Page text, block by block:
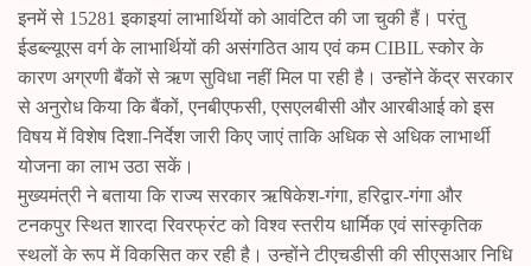
इनमें से 15281 इकाइयां लाभार्थियों को आवंटित की जा चुकी हैं। परंतु
ईडब्ल्यूएस वर्ग के लाभार्थियों की असंगठित आय एवं कम CIBIL स्कोर के
कारण अग्रणी बैंकों से ऋण सुविधा नहीं मिल पा रही है। उन्होंने केंद्र सरकार
से अनुरोध किया कि बैंकों, एनबीएफसी, एसएलबीसी और आरबीआई को इस
विषय में विशेष दिशा-निर्देश जारी किए जाएं ताकि अधिक से अधिक लाभार्थी
योजना का लाभ उठा सकें।
मुख्यमंत्री ने बताया कि राज्य सरकार ऋषिकेश-गंगा, हरिद्वार-गंगा और
टनकपुर स्थित शारदा रिवरफ्रंट को विश्व स्तरीय धार्मिक एवं सांस्कृतिक
स्थलों के रूप में विकसित कर रही है। उन्होंने टीएचडीसी की सीएसआर निधि